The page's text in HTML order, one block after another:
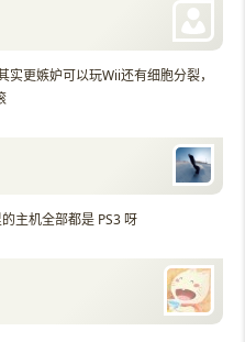
更嫉妒可以玩Wii还有细胞分裂，
主机全部都是 PS3 呀